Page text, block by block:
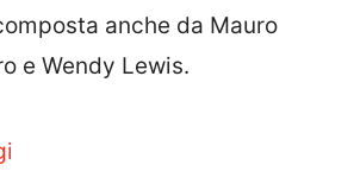
anche da Mauro
e Wendy Lewis.